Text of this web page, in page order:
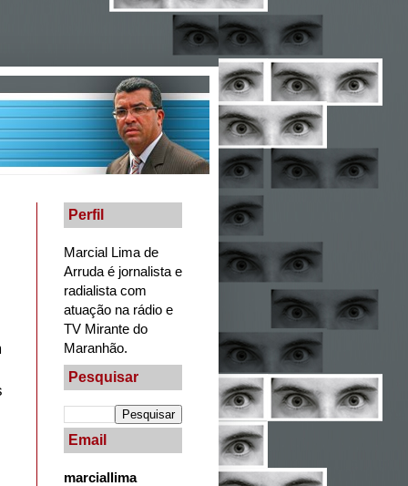
Perfil
Marcial Lima de
Arruda é jornalista e
radialista com
atuação na rádio e
TV Mirante do
Maranhão.
Pesquisar
Email
marciallima